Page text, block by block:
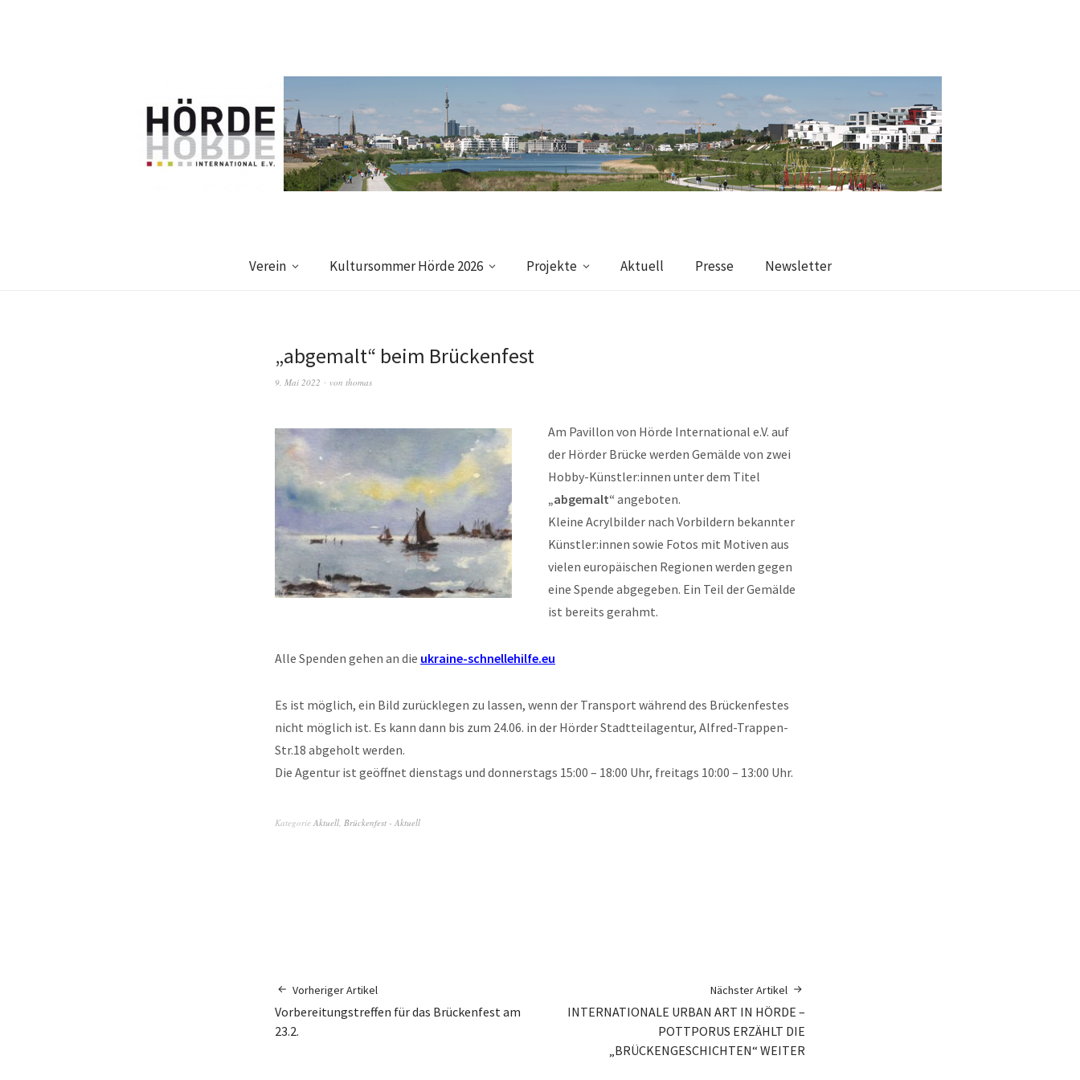
Verein Kultursommer Hörde 2026 Projekte Aktuell Presse Newsletter
„abgemalt“ beim Brückenfest
9. Mai 2022 von thomas
Am Pavillon von Hörde International e.V. auf
der Hörder Brücke werden Gemälde von zwei
Hobby-Künstler:innen unter dem Titel
„abgemalt“ angeboten.
Kleine Acrylbilder nach Vorbildern bekannter
Künstler:innen sowie Fotos mit Motiven aus
vielen europäischen Regionen werden gegen
eine Spende abgegeben. Ein Teil der Gemälde
ist bereits gerahmt.
Alle Spenden gehen an die ukraine-schnellehilfe.eu
Es ist möglich, ein Bild zurücklegen zu lassen, wenn der Transport während des Brückenfestes
nicht möglich ist. Es kann dann bis zum 24.06. in der Hörder Stadtteilagentur, Alfred-Trappen-
Str.18 abgeholt werden.
Die Agentur ist geöffnet dienstags und donnerstags 15:00 – 18:00 Uhr, freitags 10:00 – 13:00 Uhr.
Kategorie Aktuell, Brückenfest - Aktuell
Vorheriger Artikel
Vorbereitungstreffen für das Brückenfest am
23.2.
Nächster Artikel
INTERNATIONALE URBAN ART IN HÖRDE –
POTTPORUS ERZÄHLT DIE
„BRÜCKENGESCHICHTEN“ WEITER